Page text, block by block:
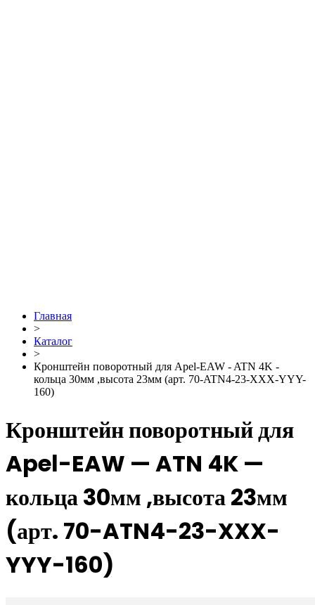
Главная
>
Каталог
>
Кронштейн поворотный для Apel-EAW - ATN 4K -
кольца 30мм ,высота 23мм (арт. 70-ATN4-23-XXX-YYY-
160)
Кронштейн поворотный для
Apel-EAW — ATN 4K —
кольца 30мм ,высота 23мм
(арт. 70-ATN4-23-XXX-
YYY-160)